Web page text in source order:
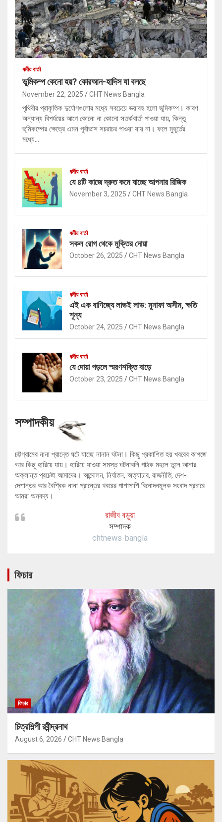
ধর্মীয় বার্তা
ভূমিকম্প কেনো হয়? কোরআন-হাদিস যা বলছে
November 22, 2025 CHT News Bangla
পৃথিবীর প্রাকৃতিক দুর্যোগগুলোর মধ্যে সবচেয়ে ভয়াবহ হলো ভূমিকম্প। কারণ
অন্যান্য বিপর্যয়ের আগে কোনো না কোনো সতর্কবার্তা পাওয়া যায়, কিন্তু
ভূমিকম্পের ক্ষেত্রে এমন পূর্বাভাস সচরাচর পাওয়া যায় না। ফলে মুহূর্তের
মধ্যে…
ধর্মীয় বার্তা
যে ৪টি কাজে দ্রুত কমে যাচ্ছে আপনার রিজিক
November 3, 2025 CHT News Bangla
ধর্মীয় বার্তা
সকল রোগ থেকে মুক্তির দোয়া
October 26, 2025 CHT News Bangla
ধর্মীয় বার্তা
এই এক বাণিজ্যে লাভই লাভ: মুনাফা অসীম, ক্ষতি
শূন্য
October 24, 2025 CHT News Bangla
ধর্মীয় বার্তা
যে দোয়া পড়লে স্মরণশক্তি বাড়ে
October 23, 2025 CHT News Bangla
সম্পাদকীয়
চট্টগ্রামের নানা প্রান্তে ঘটে যাচ্ছে নানান ঘটনা। কিছু প্রকাশিত হয় খবরের কাগজে
আর কিছু হারিয়ে যায়। হারিয়ে যাওয়া সমস্ত ঘটনাবলি পাঠক মহলে তুলে আনার
অক্লান্ত প্রচেষ্টা আমাদের। আন্দোলন, নির্যাতন, অত্যাচার, রাজনীতি, দেশ-
দেশান্তর আর বৈশ্বিক নানা প্রান্তের খবরের পাশাপাশি বিনোদনমূলক সংবাদ প্রচারে
আমরা অনবদ্য।
রাজীব বড়ুয়া
সম্পাদক
chtnews-bangla
ফিচার
ফিচার
চিত্রশিল্পী রবীন্দ্রনাথ
August 6, 2026 CHT News Bangla